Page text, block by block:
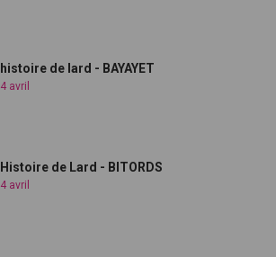
histoire de lard - BAYAYET
4 avril
Histoire de Lard - BITORDS
4 avril